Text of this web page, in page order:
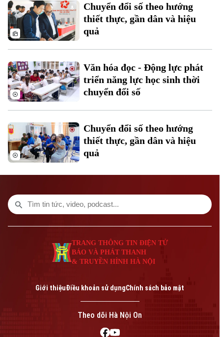
Liên hệ đường dây nóng (bấm để gọi)
Tòa soạn
Bản quyền thuộc về Cơ quan Báo và Phát thanh Truyền hình Hà Nội Giấy
TRANG THÔNG TIN ĐIỆN TỬ
CỦA CƠ QUAN BÁO VÀ PHÁT THANH TRUYỀN HÌNH HÀ NỘI
Số 3-5 Huỳnh Thúc Kháng-Phường Láng-Hà Nội
Phó Giám đốc: Nguyễn Kim Khiêm, Nguyễn Minh Đức, Nguyễn Thành Lợi
Chuyển đổi số theo hướng
thiết thực, gần dân và hiệu
quả
Văn hóa đọc - Động lực phát
triển năng lực học sinh thời
chuyển đổi số
Chuyển đổi số theo hướng
thiết thực, gần dân và hiệu
quả
TRANG THÔNG TIN ĐIỆN TỬ
BÁO VÀ PHÁT THANH
& TRUYỀN HÌNH HÀ NỘI
Giới thiệuĐiều khoản sử dụngChính sách bảo mật
Theo dõi Hà Nội On